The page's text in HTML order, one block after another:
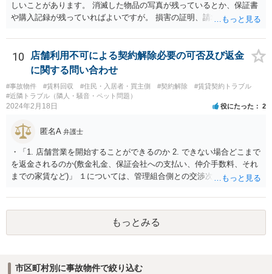
しいことがあります。 消滅した物品の写真が残っているとか、保証書
や購入記録が残っていればよいですが。 損害の証明、請求する側にあ
協議しながら落としどころを探すしかないでしょう。
10
店舗利用不可による契約解除必要の可否及び返金
に関する問い合わせ
#事故物件 #賃料回収 #住民・入居者・買主側 #契約解除
#賃貸契約トラブル
#近隣トラブル（隣人・騒音・ペット問題）
2024年2月18日 役にたった 2
匿名A 弁護士
・「1. 店舗営業を開始することができるのか 2. できない場合どこまで
を返金されるのか(敷金礼金、保証会社への支払い、仲介手数料、それ
までの家賃など)」 １については、管理組合側との交渉次第と思われま
渉を行うべきでしょう。 ２に関しては、返金ではなく、管理会社や貸
主に対して請求をすることになるかと思いますが、営業損害（営業で
きていたら得られた利益）を含まないのであれば認められると考えら
れます。
もっとみる
市区町村別に事故物件で絞り込む